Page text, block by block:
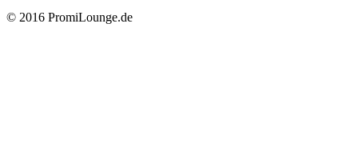
© 2016 PromiLounge.de